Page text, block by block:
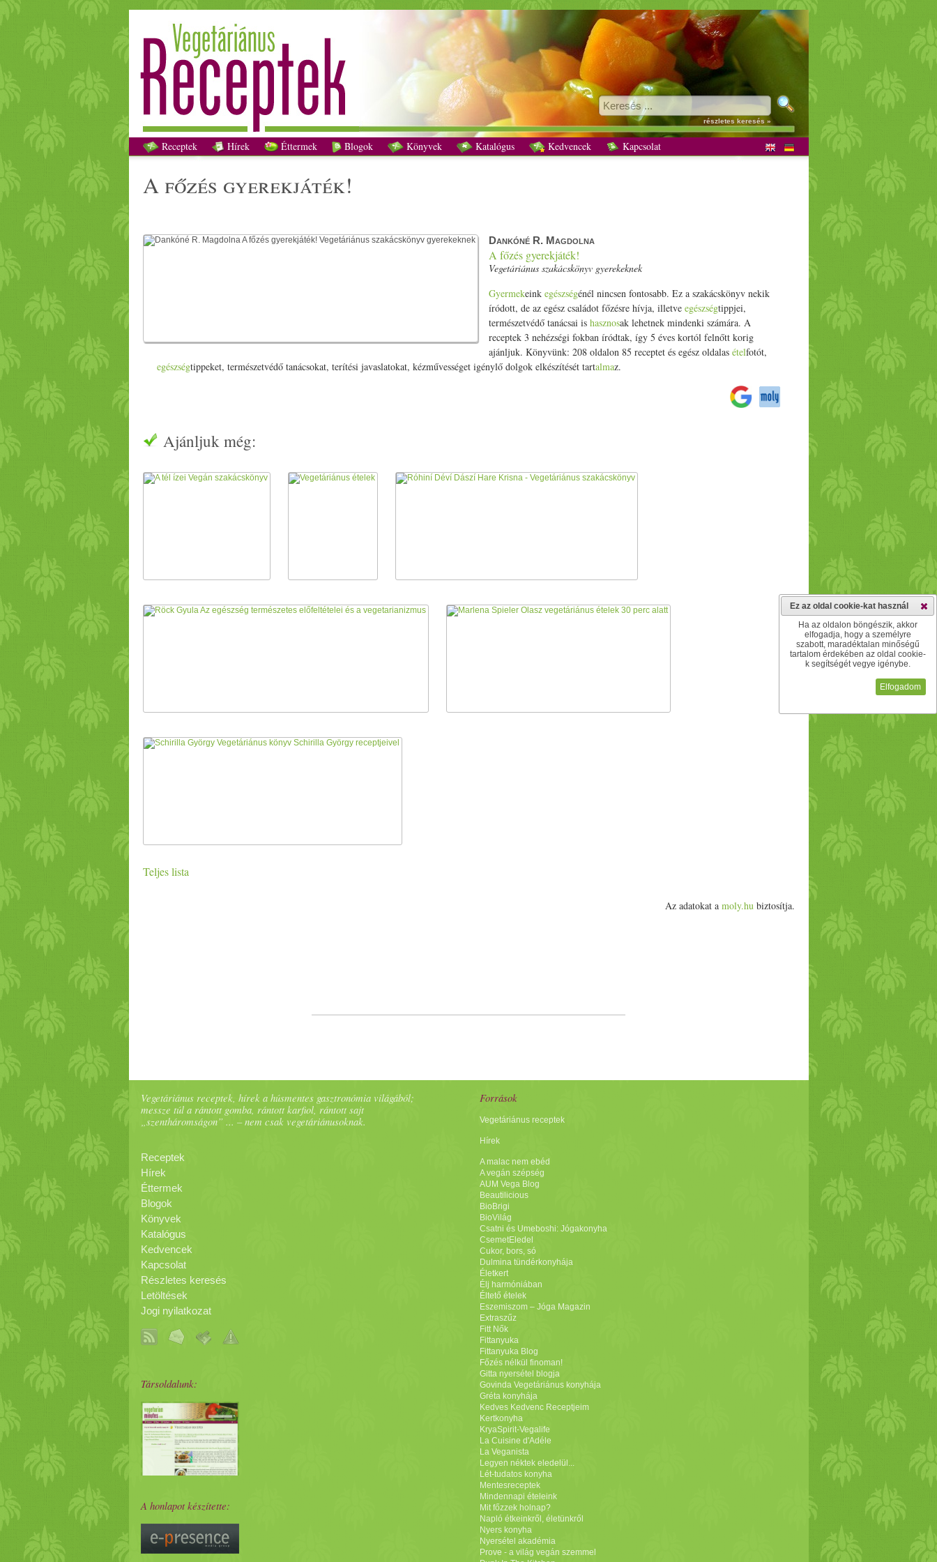
Dankóné R. Magdolna A főzés gyerekjáték! Vegetáriánus szakácskönyv gyerekeknek - Vegetáriánus receptek
részletes keresés »
Receptek Hírek Éttermek Blogok Könyvek Katalógus Kedvencek Kapcsolat
a főzés gyerekjáték!
Dankóné R. Magdolna
A főzés gyerekjáték!
Vegetáriánus szakácskönyv gyerekeknek
Gyermekeink egészségénél nincsen fontosabb. Ez a szakácskönyv nekik
íródott, de az egész családot főzésre hívja, illetve egészségtippjei,
természetvédő tanácsai is hasznosak lehetnek mindenki számára. A
receptek 3 nehézségi fokban íródtak, így 5 éves kortól felnőtt korig
ajánljuk. Könyvünk: 208 oldalon 85 receptet és egész oldalas ételfotót,
egészségtippeket, természetvédő tanácsokat, terítési javaslatokat, kézművességet igénylő dolgok elkészítését tartalmaz.
Ajánljuk még:
Teljes lista
Az adatokat a moly.hubiztosítja.
Vegetáriánus receptek, hírek a húsmentes gasztronómia világából;
messze túl a rántott gomba, rántott karfiol, rántott sajt
„szentháromságon” ... – nem csak vegetáriánusoknak.
Receptek
Hírek
Éttermek
Blogok
Könyvek
Katalógus
Kedvencek
Kapcsolat
Részletes keresés
Letöltések
Jogi nyilatkozat
Társoldalunk:
A honlapot készítette:
Források
Vegetáriánus receptek
Hírek
A malac nem ebéd
A vegán szépség
AUM Vega Blog
Beautilicious
BioBrigi
BioVilág
Csatni és Umeboshi: Jógakonyha
CsemetEledel
Cukor, bors, só
Dulmina tündérkonyhája
Életkert
Élj harmóniában
Éltető ételek
Eszemiszom – Jóga Magazin
Extraszűz
Fitt Nők
Fittanyuka
Fittanyuka Blog
Főzés nélkül finoman!
Gitta nyersétel blogja
Govinda Vegetáriánus konyhája
Gréta konyhája
Kedves Kedvenc Receptjeim
Kertkonyha
KryaSpirit-Vegalife
La Cuisine d'Adéle
La Veganista
Legyen néktek eledelül...
Lét-tudatos konyha
Mentesreceptek
Mindennapi ételeink
Mit főzzek holnap?
Napló étkeinkről, életünkről
Nyers konyha
Nyersétel akadémia
Prove - a világ vegán szemmel
Ez az oldal cookie-kat használ
Ha az oldalon böngészik, akkor
elfogadja, hogy a személyre
szabott, maradéktalan minőségű
tartalom érdekében az oldal cookie-
k segítségét vegye igénybe.
Elfogadom